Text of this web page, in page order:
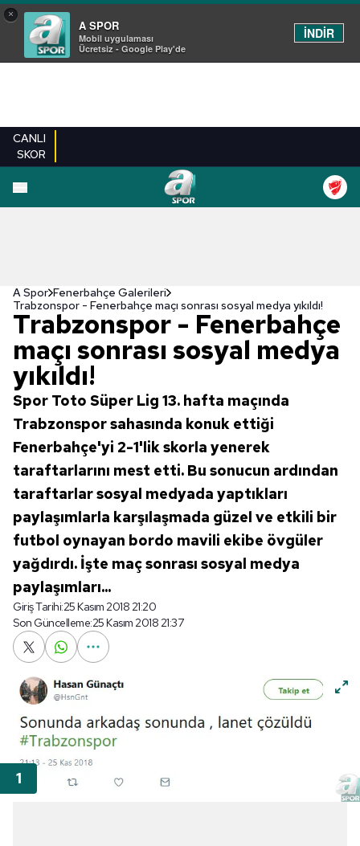
×
A SPOR
Mobil uygulaması
Ücretsiz - Google Play'de
İNDİR
CANLI
SKOR
EN YENILER
A Spor Fenerbahçe Galerileri
Trabzonspor - Fenerbahçe maçı sonrası sosyal medya yıkıldı!
Trabzonspor - Fenerbahçe
maçı sonrası sosyal medya
yıkıldı!
Spor Toto Süper Lig 13. hafta maçında
Trabzonspor sahasında konuk ettiği
Fenerbahçe'yi 2-1'lik skorla yenerek
taraftarlarını mest etti. Bu sonucun ardından
taraftarlar sosyal medyada yaptıkları
paylaşımlarla karşılaşmada güzel ve etkili bir
futbol oynayan bordo mavili ekibe övgüler
yağdırdı. İşte maç sonrası sosyal medya
paylaşımları...
Giriş Tarihi:25 Kasım 2018 21:20
Son Güncelleme:25 Kasım 2018 21:37